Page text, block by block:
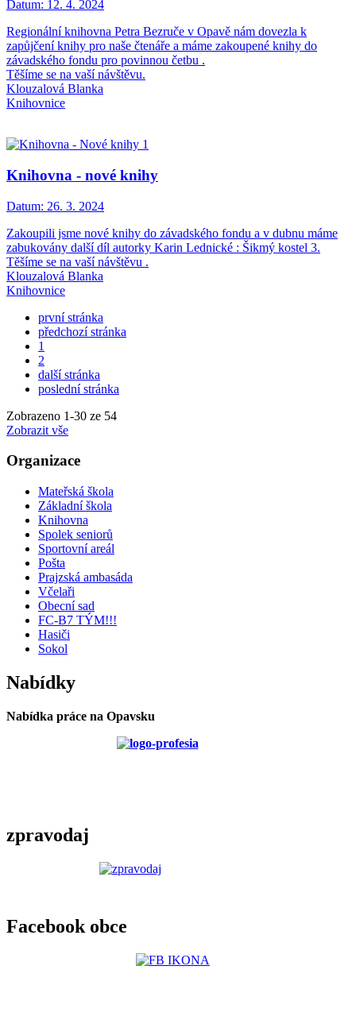
Datum: 12. 4. 2024
Regionální knihovna Petra Bezruče v Opavě nám dovezla k
zapůjčení knihy pro naše čtenáře a máme zakoupené knihy do
závadského fondu pro povinnou četbu .
Těšíme se na vaší návštěvu.
Klouzalová Blanka
Knihovnice
Knihovna - nové knihy
Datum: 26. 3. 2024
Zakoupili jsme nové knihy do závadského fondu a v dubnu máme
zabukovány další díl autorky Karin Lednické : Šikmý kostel 3.
Těšíme se na vaší návštěvu .
Klouzalová Blanka
Knihovnice
první stránka
předchozí stránka
1
2
další stránka
poslední stránka
Zobrazeno 1-30 ze 54
Zobrazit vše
Organizace
Mateřská škola
Základní škola
Knihovna
Spolek seniorů
Sportovní areál
Pošta
Prajzská ambasáda
Včelaři
Obecní sad
FC-B7 TÝM!!!
Hasiči
Sokol
Nabídky
Nabídka práce na Opavsku
zpravodaj
Facebook obce